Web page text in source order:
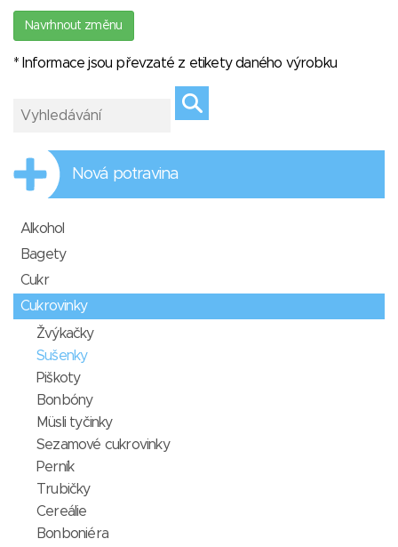
Navrhnout změnu
* Informace jsou převzaté z etikety daného výrobku
Nová potravina
Alkohol
Bagety
Cukr
Cukrovinky
Žvýkačky
Sušenky
Piškoty
Bonbóny
Müsli tyčinky
Sezamové cukrovinky
Perník
Trubičky
Cereálie
Bonboniéra